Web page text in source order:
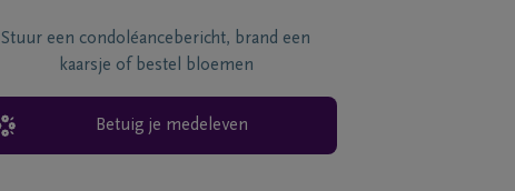
Stuur een condoléancebericht, brand een
kaarsje of bestel bloemen
Betuig je medeleven